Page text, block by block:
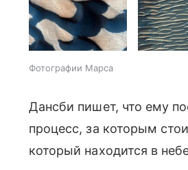
Фотографии Марса
Дансби пишет, что ему
процесс, за которым
который находится в